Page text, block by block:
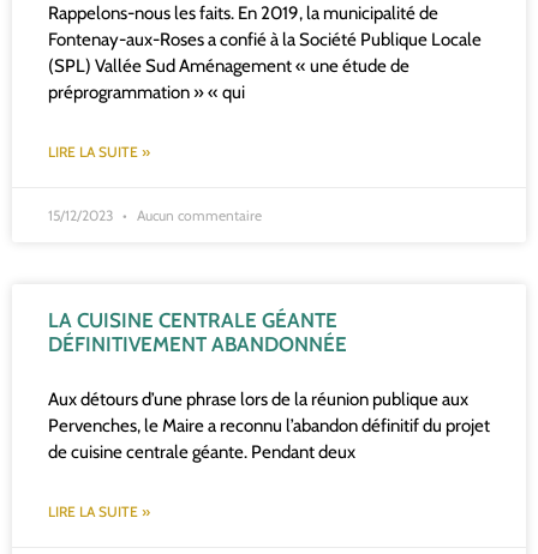
Rappelons-nous les faits. En 2019, la municipalité de
Fontenay-aux-Roses a confié à la Société Publique Locale
(SPL) Vallée Sud Aménagement « une étude de
préprogrammation » « qui
LIRE LA SUITE »
15/12/2023 Aucun commentaire
LA CUISINE CENTRALE GÉANTE
DÉFINITIVEMENT ABANDONNÉE
Aux détours d’une phrase lors de la réunion publique aux
Pervenches, le Maire a reconnu l’abandon définitif du projet
de cuisine centrale géante. Pendant deux
LIRE LA SUITE »